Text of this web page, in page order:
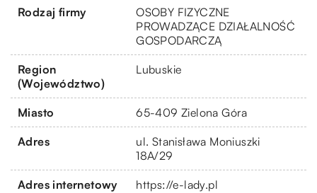
Rodzaj firmy
OSOBY FIZYCZNE
PROWADZĄCE DZIAŁALNOŚĆ
GOSPODARCZĄ
Region
(Województwo)
Lubuskie
Miasto 65-409 Zielona Góra
Adres
ul. Stanisława Moniuszki
18A/29
Adres internetowy https://e-lady.pl